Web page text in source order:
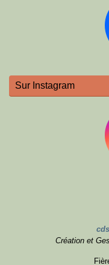
Sur Instagram
Création et